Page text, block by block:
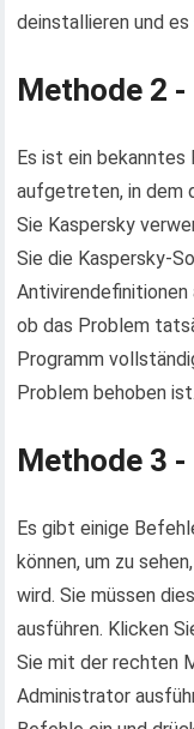
deinstallieren und
Methode 2
Es ist ein
aufgetreten, in dem
Sie Kaspersky
Sie die Kaspersky-
Antivirendefinitionen
ob das Problem
Programm
Problem behoben ist.
Methode 3
Es gibt einige
können, um zu
wird. Sie müssen
ausführen. Klicken
Sie mit der rechten
Administrator